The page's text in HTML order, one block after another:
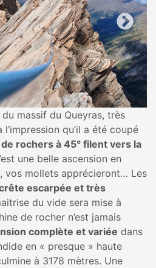
massif du Queyras, très
qu’il a été coupé
rochers à 45° filent vers la
une belle ascension en
vos mollets apprécieront… Les
escarpée et très
du vide sera mise à
de rocher n’est jamais
complète et variée dans
en « presque » haute
à 3178 mètres. Une